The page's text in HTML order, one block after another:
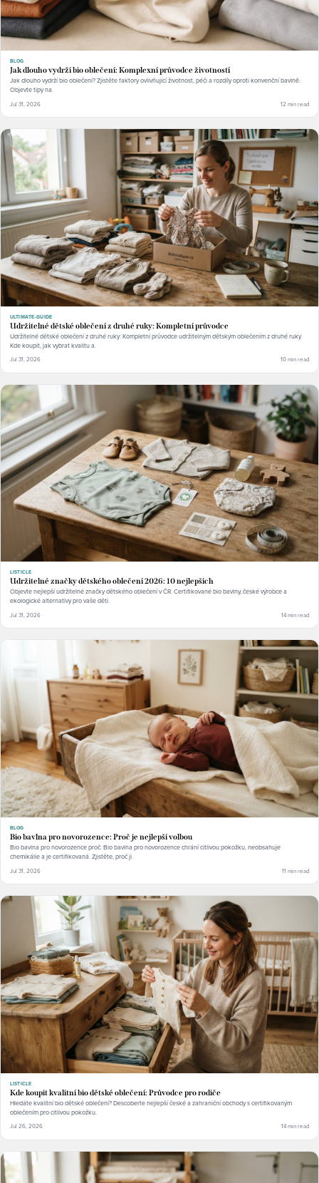
BLOG
Jak dlouho vydrží bio oblečení: Komplexní průvodce životností
Jak dlouho vydrží bio oblečení? Zjistěte faktory ovlivňující životnost, péči a rozdíly oproti konvenční bavlně.
Objevte tipy na.
Jul 31, 2026 12 min read
ULTIMATE-GUIDE
Udržitelné dětské oblečení z druhé ruky: Kompletní průvodce
Udržitelné dětské oblečení z druhé ruky: Kompletní průvodce udržitelným dětským oblečením z druhé ruky.
Kde koupit, jak vybrat kvalitu a.
Jul 31, 2026 10 min read
LISTICLE
Udržitelné značky dětského oblečení 2026: 10 nejlepších
Objevte nejlepší udržitelné značky dětského oblečení v ČR. Certifikované bio bavlny, české výrobce a
ekologické alternativy pro vaše děti.
Jul 31, 2026 14 min read
BLOG
Bio bavlna pro novorozence: Proč je nejlepší volbou
Bio bavlna pro novorozence proč: Bio bavlna pro novorozence chrání citlivou pokožku, neobsahuje
chemikálie a je certifikovaná. Zjistěte, proč ji.
Jul 31, 2026 11 min read
LISTICLE
Kde koupit kvalitní bio dětské oblečení: Průvodce pro rodiče
Hledáte kvalitní bio dětské oblečení? Descoberte nejlepší české a zahraniční obchody s certifikovaným
oblečením pro citlivou pokožku.
Jul 26, 2026 14 min read